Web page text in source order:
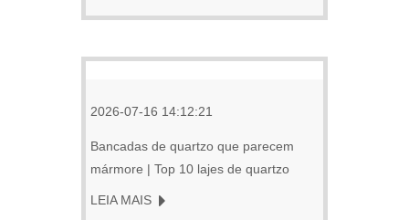
2026-07-16 14:12:21
Bancadas de quartzo que parecem
mármore | Top 10 lajes de quartzo
LEIA MAIS